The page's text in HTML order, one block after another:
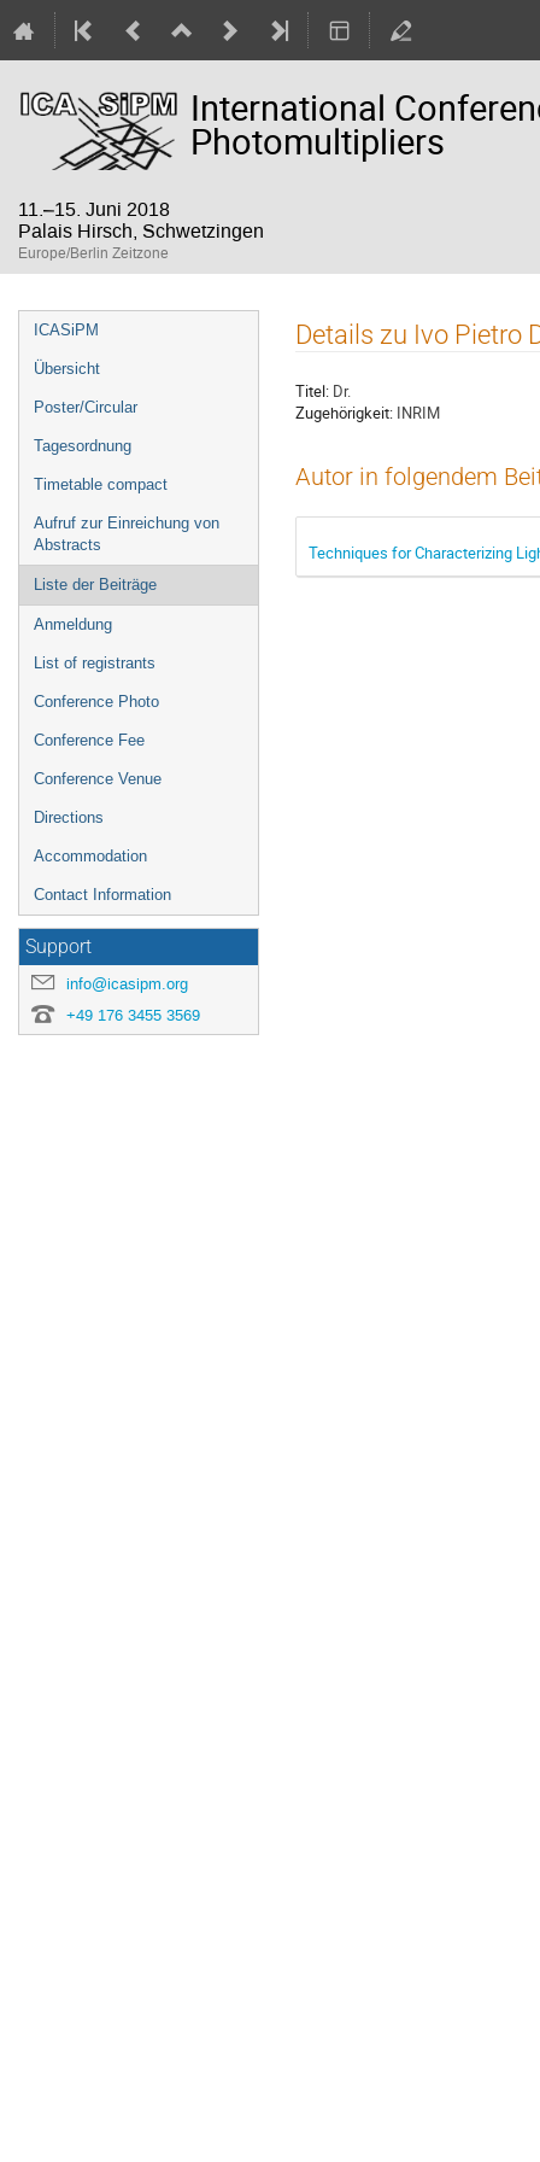
International
Photomultipliers
11.–15. Juni 2018
Palais Hirsch, Schwetzingen
Europe/Berlin Zeitzone
Veranstaltungsmenü
ICASiPM
Übersicht
Poster/Circular
Tagesordnung
Timetable compact
Aufruf zur Einreichung von
Abstracts
Liste der Beiträge
Anmeldung
List of registrants
Conference Photo
Conference Fee
Conference Venue
Directions
Accommodation
Contact Information
Support
info@icasipm.org
+49 176 3455 3569
Details zu Ivo Pietro
Titel: Dr.
Zugehörigkeit: INRIM
Autor in folgendem
Techniques for Characterizing